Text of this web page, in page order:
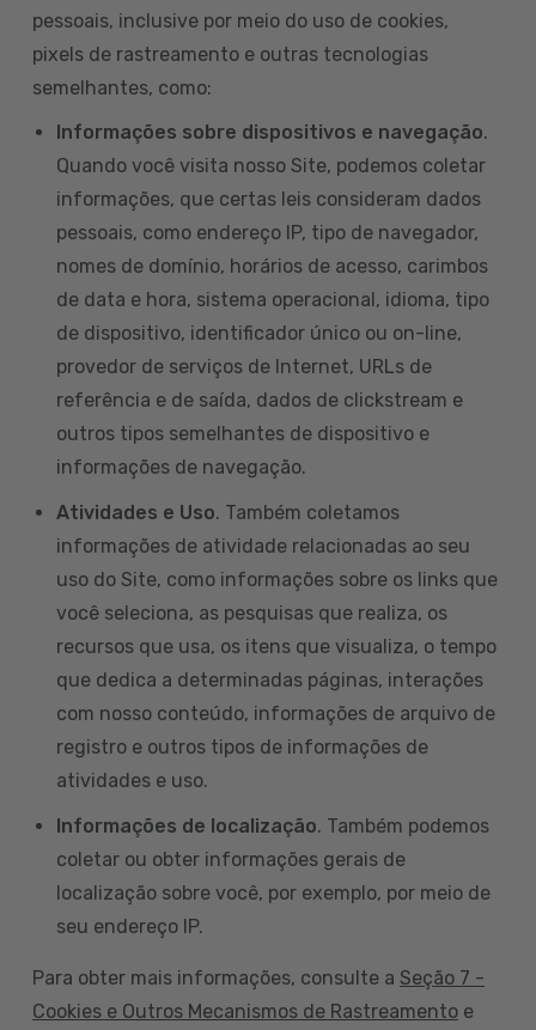
pessoais, inclusive por meio do uso de cookies,
pixels de rastreamento e outras tecnologias
semelhantes, como:
Informações sobre dispositivos e navegação.
Quando você visita nosso Site, podemos coletar
informações, que certas leis consideram dados
pessoais, como endereço IP, tipo de navegador,
nomes de domínio, horários de acesso, carimbos
de data e hora, sistema operacional, idioma, tipo
de dispositivo, identificador único ou on-line,
provedor de serviços de Internet, URLs de
referência e de saída, dados de clickstream e
outros tipos semelhantes de dispositivo e
informações de navegação.
Atividades e Uso. Também coletamos
informações de atividade relacionadas ao seu
uso do Site, como informações sobre os links que
você seleciona, as pesquisas que realiza, os
recursos que usa, os itens que visualiza, o tempo
que dedica a determinadas páginas, interações
com nosso conteúdo, informações de arquivo de
registro e outros tipos de informações de
atividades e uso.
Informações de localização. Também podemos
coletar ou obter informações gerais de
localização sobre você, por exemplo, por meio de
seu endereço IP.
Para obter mais informações, consulte a Seção 7 -
Cookies e Outros Mecanismos de Rastreamento e